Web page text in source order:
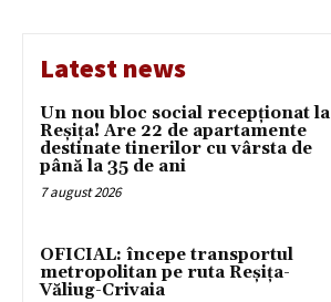
Latest news
Un nou bloc social recepționat la
Reșița! Are 22 de apartamente
destinate tinerilor cu vârsta de
până la 35 de ani
7 august 2026
OFICIAL: începe transportul
metropolitan pe ruta Reșița-
Văliug-Crivaia